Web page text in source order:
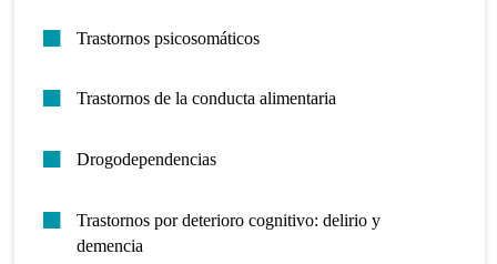
Trastornos psicosomáticos
Trastornos de la conducta alimentaria
Drogodependencias
Trastornos por deterioro cognitivo: delirio y
demencia